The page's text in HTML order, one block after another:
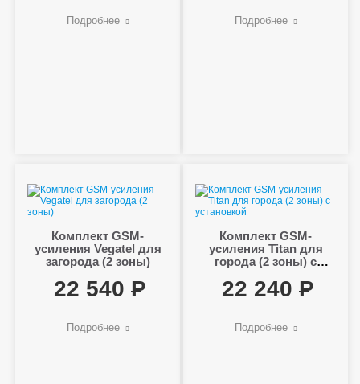
Подробнее Подробнее
Комплект GSM-
усиления Vegatel для
загорода (2 зоны)
22 540
Подробнее
Комплект GSM-
усиления Titan для
города (2 зоны) с
22 240
Подробнее